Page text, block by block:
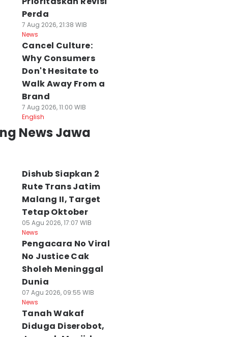
Perda
7 Aug 2026, 21:38 WIB
News
Cancel Culture:
Why Consumers
Don't Hesitate to
Walk Away From a
Brand
7 Aug 2026, 11:00 WIB
English
News Jawa
Dishub Siapkan 2
Rute Trans Jatim
Malang II, Target
Tetap Oktober
05 Agu 2026, 17:07 WIB
News
Pengacara No Viral
No Justice Cak
Sholeh Meninggal
Dunia
07 Agu 2026, 09:55 WIB
News
Tanah Wakaf
Diduga Diserobot,